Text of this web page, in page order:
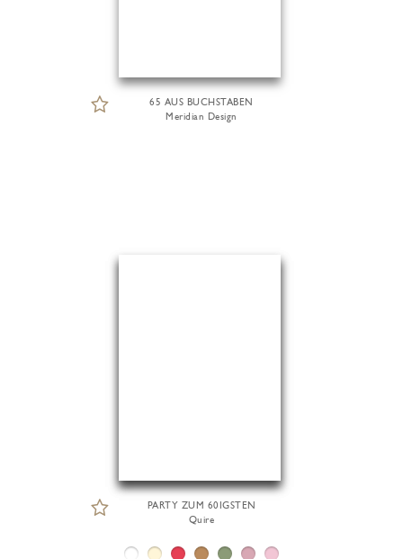
65 AUS BUCHSTABEN
Meridian Design
PARTY ZUM 60IGSTEN
Quire